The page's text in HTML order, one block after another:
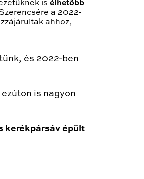
is élhetőbb
a 2022-
ahhoz,
és 2022-ben
is nagyon
kerékpársáv épült